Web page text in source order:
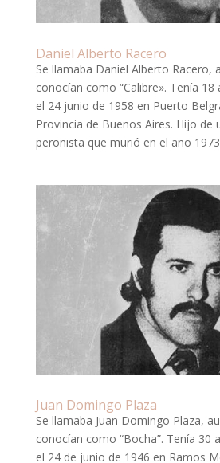
Daniel Alberto Racero
Se llamaba Daniel Alberto Racero,
conocían como “Calibre». Tenía
el 24 junio de 1958 en Puerto
Provincia de Buenos Aires. Hijo de
peronista que murió en el año
Juan Domingo Plaza
Se llamaba Juan Domingo Plaza,
conocían como “Bocha”. Tenía 30
el 24 de junio de 1946 en Ramos